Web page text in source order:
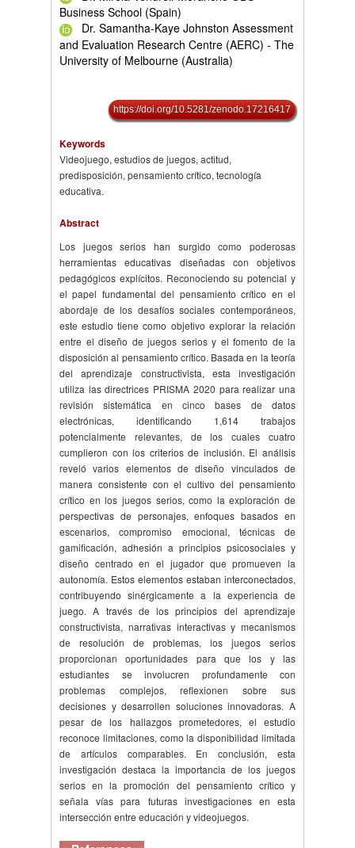
Business School (Spain)
Dr. Samantha-Kaye Johnston Assessment
and Evaluation Research Centre (AERC) - The
University of Melbourne (Australia)
https://doi.org/10.5281/zenodo.17216417
Keywords
Videojuego, estudios de juegos, actitud,
predisposición, pensamiento crítico, tecnología
educativa.
Abstract
Los juegos serios han surgido como poderosas
herramientas educativas diseñadas con objetivos
pedagógicos explícitos. Reconociendo su potencial y
el papel fundamental del pensamiento crítico en el
abordaje de los desafíos sociales contemporáneos,
este estudio tiene como objetivo explorar la relación
entre el diseño de juegos serios y el fomento de la
disposición al pensamiento crítico. Basada en la teoría
del aprendizaje constructivista, esta investigación
utiliza las directrices PRISMA 2020 para realizar una
revisión sistemática en cinco bases de datos
electrónicas, identificando 1,614 trabajos
potencialmente relevantes, de los cuales cuatro
cumplieron con los criterios de inclusión. El análisis
reveló varios elementos de diseño vinculados de
manera consistente con el cultivo del pensamiento
crítico en los juegos serios, como la exploración de
perspectivas de personajes, enfoques basados en
escenarios, compromiso emocional, técnicas de
gamificación, adhesión a principios psicosociales y
diseño centrado en el jugador que promueven la
autonomía. Estos elementos estaban interconectados,
contribuyendo sinérgicamente a la experiencia de
juego. A través de los principios del aprendizaje
constructivista, narrativas interactivas y mecanismos
de resolución de problemas, los juegos serios
proporcionan oportunidades para que los y las
estudiantes se involucren profundamente con
problemas complejos, reflexionen sobre sus
decisiones y desarrollen soluciones innovadoras. A
pesar de los hallazgos prometedores, el estudio
reconoce limitaciones, como la disponibilidad limitada
de artículos comparables. En conclusión, esta
investigación destaca la importancia de los juegos
serios en la promoción del pensamiento crítico y
señala vías para futuras investigaciones en esta
intersección entre educación y videojuegos.